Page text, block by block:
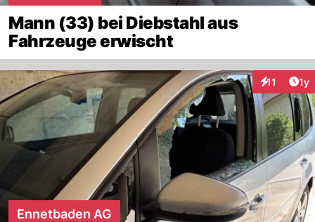
Mann (33) bei Diebstahl aus
Fahrzeuge erwischt
11 1y
Ennetbaden AG